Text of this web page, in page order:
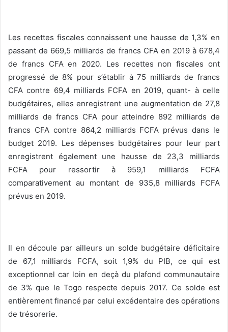
Les recettes fiscales connaissent une hausse de 1,3% en
passant de 669,5 milliards de francs CFA en 2019 à 678,4
de francs CFA en 2020. Les recettes non fiscales ont
progressé de 8% pour s’établir à 75 milliards de francs
CFA contre 69,4 milliards FCFA en 2019, quant- à celle
budgétaires, elles enregistrent une augmentation de 27,8
milliards de francs CFA pour atteindre 892 milliards de
francs CFA contre 864,2 milliards FCFA prévus dans le
budget 2019. Les dépenses budgétaires pour leur part
enregistrent également une hausse de 23,3 milliards
FCFA pour ressortir à 959,1 milliards FCFA
comparativement au montant de 935,8 milliards FCFA
prévus en 2019.
Il en découle par ailleurs un solde budgétaire déficitaire
de 67,1 milliards FCFA, soit 1,9% du PIB, ce qui est
exceptionnel car loin en deçà du plafond communautaire
de 3% que le Togo respecte depuis 2017. Ce solde est
entièrement financé par celui excédentaire des opérations
de trésorerie.